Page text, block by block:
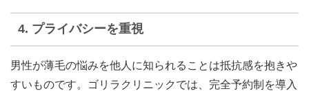
4. プライバシーを重視
男性が薄毛の悩みを他人に知られることは抵抗感を抱きや
すいものです。ゴリラクリニックでは、完全予約制を導入